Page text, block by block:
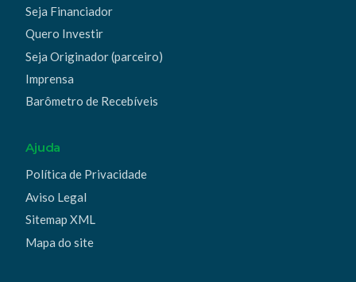
Seja Financiador
Quero Investir
Seja Originador (parceiro)
Imprensa
Barômetro de Recebíveis
Ajuda
Política de Privacidade
Aviso Legal
Sitemap XML
Mapa do site